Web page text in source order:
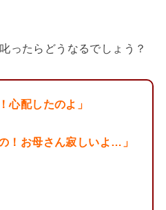
ったらどうなるでしょう？
心配したのよ」
！お母さん寂しいよ…」